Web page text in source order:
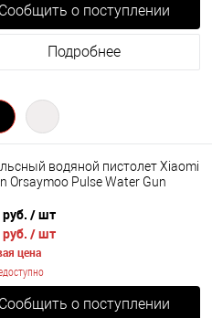
Сообщить о поступлении
Подробнее
водяной пистолет Xiaomi
Orsaymoo Pulse Water Gun
/ шт
/ шт
цена
Сообщить о поступлении